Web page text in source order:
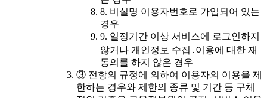
8. 비실명 이용자번호로 가입되어 있는
경우
9. 일정기간 이상 서비스에 로그인하지
않거나 개인정보 수집․이용에 대한 재
동의를 하지 않은 경우
③ 전항의 규정에 의하여 이용자의 이용을 제
한하는 경우와 제한의 종류 및 기간 등 구체